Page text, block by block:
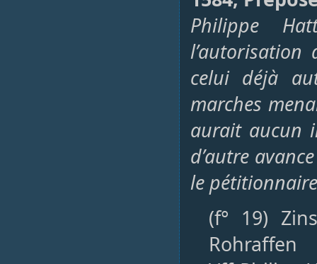
Philippe
celui déjà
marches
aurait aucun
d’autre
le
(f° 19)
Rohraffen